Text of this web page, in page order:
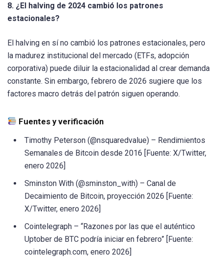
8. ¿El halving de 2024 cambió los patrones
estacionales?
El halving en sí no cambió los patrones estacionales, pero
la madurez institucional del mercado (ETFs, adopción
corporativa) puede diluir la estacionalidad al crear demanda
constante. Sin embargo, febrero de 2026 sugiere que los
factores macro detrás del patrón siguen operando.
Fuentes y verificación
Timothy Peterson (@nsquaredvalue) – Rendimientos
Semanales de Bitcoin desde 2016 [Fuente: X/Twitter,
enero 2026]
Sminston With (@sminston_with) – Canal de
Decaimiento de Bitcoin, proyección 2026 [Fuente:
X/Twitter, enero 2026]
Cointelegraph – “Razones por las que el auténtico
Uptober de BTC podría iniciar en febrero” [Fuente:
cointelegraph.com, enero 2026]